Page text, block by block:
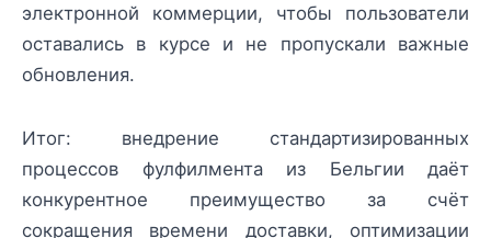
электронной коммерции, чтобы пользователи
оставались в курсе и не пропускали важные
обновления.
Итог: внедрение стандартизированных
процессов фулфилмента из Бельгии даёт
конкурентное преимущество за счёт
сокращения времени доставки, оптимизации